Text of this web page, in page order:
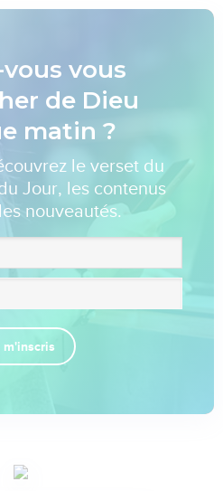
vous
de Dieu
matin ?
le verset du
Jour, les contenus
nouveautés.
m'inscris